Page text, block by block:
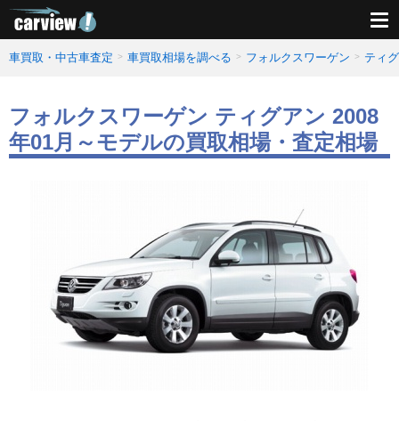
車買取・中古車査定 車買取相場を調べる フォルクスワーゲン ティ
フォルクスワーゲン ティグアン 2008
年01月～モデルの買取相場・査定相場